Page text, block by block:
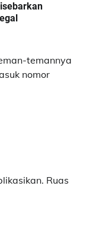
temannya
nomor
Ruas